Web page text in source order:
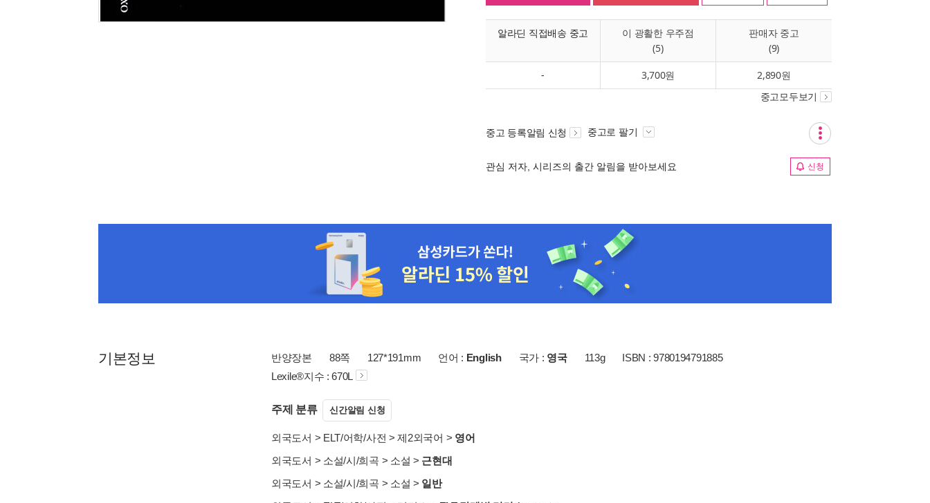
알라딘 직접배송 중고
이 광활한 우주점
(5)
판매자 중고
(9)
- 3,700원 2,890원
중고모두보기
중고 등록알림 신청 중고로 팔기
관심 저자, 시리즈의 출간 알림을 받아보세요 신청
기본정보 반양장본 88쪽 127*191mm 언어 : English 국가 : 영국 113g
ISBN : 9780194791885
Lexile®지수 : 670L
주제 분류 신간알림 신청
외국도서 > ELT/어학/사전 >제2외국어 > 영어
외국도서 > 소설/시/희곡 > 소설 > 근현대
외국도서 > 소설/시/희곡 > 소설 > 일반